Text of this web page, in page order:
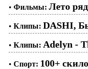
• Фильмы: Лето
• Клипы: DASHI,
• Клипы: Adelyn -
• Спорт: 100+